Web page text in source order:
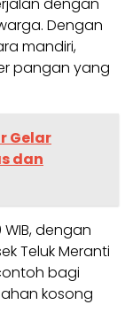
dengan
Dengan
mandiri,
pangan yang
Gelar
dan
dengan
Teluk Meranti
bagi
kosong